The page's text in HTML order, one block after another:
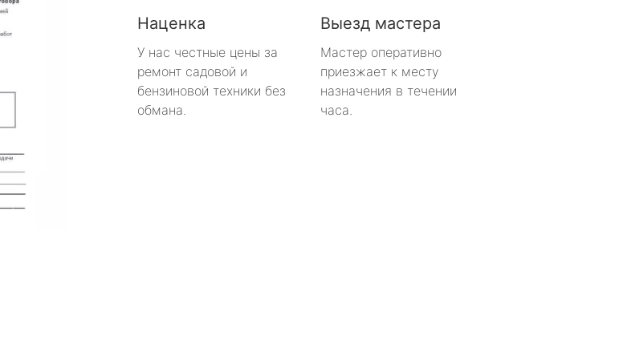
Наценка
У нас честные цены за
ремонт садовой и
бензиновой техники без
обмана.
Выезд мастера
Мастер оперативно
приезжает к месту
назначения в течении
часа.